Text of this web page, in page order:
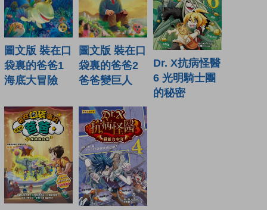
圖文版 裝在口
袋裏的爸爸1
海底大冒險
圖文版 裝在口
袋裏的爸爸2
爸爸變巨人
Dr. X抗病怪醫
6 光明騎士團
的秘密